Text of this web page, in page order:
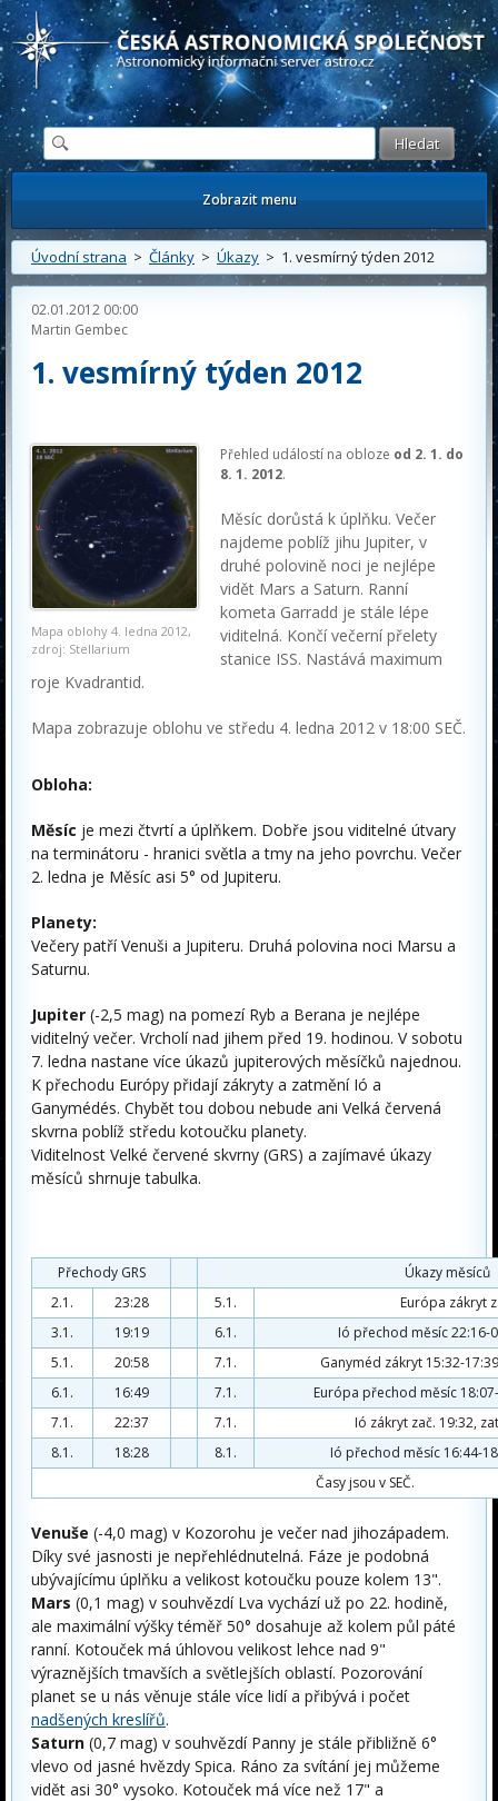
Česká astronomická společnost - Informační astronomický server
Zobrazit menu
Úvodní strana > Články > Úkazy > 1. vesmírný týden 2012
02.01.2012 00:00
Martin Gembec
1. vesmírný týden 2012
Mapa oblohy 4. ledna 2012,
zdroj: Stellarium
Přehled událostí na obloze od 2. 1. do
8. 1. 2012.
Měsíc dorůstá k úplňku. Večer
najdeme poblíž jihu Jupiter, v
druhé polovině noci je nejlépe
vidět Mars a Saturn. Ranní
kometa Garradd je stále lépe
viditelná. Končí večerní přelety
stanice ISS. Nastává maximum
roje Kvadrantid.
Mapa zobrazuje oblohu ve středu 4. ledna 2012 v 18:00 SEČ.
Obloha:
Měsíc je mezi čtvrtí a úplňkem. Dobře jsou viditelné útvary
na terminátoru - hranici světla a tmy na jeho povrchu. Večer
2. ledna je Měsíc asi 5° od Jupiteru.
Planety:
Večery patří Venuši a Jupiteru. Druhá polovina noci Marsu a
Saturnu.
Jupiter (-2,5 mag) na pomezí Ryb a Berana je nejlépe
viditelný večer. Vrcholí nad jihem před 19. hodinou. V sobotu
7. ledna nastane více úkazů jupiterových měsíčků najednou.
K přechodu Európy přidají zákryty a zatmění Ió a
Ganymédés. Chybět tou dobou nebude ani Velká červená
skvrna poblíž středu kotoučku planety.
Viditelnost Velké červené skvrny (GRS) a zajímavé úkazy
měsíců shrnuje tabulka.
Přechody GRS
Úkazy měsíců
2.1.
23:28 5.1.
Európa zákryt
3.1.
19:19 6.1.
Ió přechod měsíc 22:16-
5.1.
20:58 7.1.
Ganyméd zákryt 15:32-
6.1.
16:49 7.1.
Európa přechod měsíc
7.1.
22:37 7.1.
Ió zákryt zač. 19:32,
8.1.
18:28 8.1.
Ió přechod měsíc 16:44-
Časy jsou v SEČ.
Venuše (-4,0 mag) v Kozorohu je večer nad jihozápadem.
Díky své jasnosti je nepřehlédnutelná. Fáze je podobná
ubývajícímu úplňku a velikost kotoučku pouze kolem 13".
Mars (0,1 mag) v souhvězdí Lva vychází už po 22. hodině,
ale maximální výšky téměř 50° dosahuje až kolem půl páté
ranní. Kotouček má úhlovou velikost lehce nad 9"
výraznějších tmavších a světlejších oblastí. Pozorování
planet se u nás věnuje stále více lidí a přibývá i počet
nadšených kreslířů.
Saturn (0,7 mag) v souhvězdí Panny je stále přibližně 6°
vlevo od jasné hvězdy Spica. Ráno za svítání jej můžeme
vidět asi 30° vysoko. Kotouček má více než 17" a